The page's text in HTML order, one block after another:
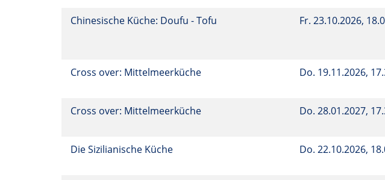
Chinesische Küche: Doufu - Tofu Fr. 23.10.2026,
Cross over: Mittelmeerküche Do. 19.11.2026,
Cross over: Mittelmeerküche Do. 28.01.2027,
Die Sizilianische Küche Do. 22.10.2026,